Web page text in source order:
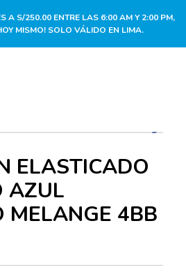
A S/250.00 ENTRE LAS 6:00 AM Y 2:00 PM,
MISMO! SOLO VÁLIDO EN LIMA.
ELASTICADO
AZUL
MELANGE 4BB